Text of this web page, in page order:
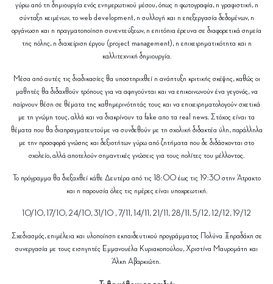
γύρω από τη δημιουργία ενός ενημερωτικού μέσου, όπως η φωτογραφία, η γραφιστική, η
σύνταξη κειμένων, το web development, η συλλογή και η επεξεργασία δεδομένων, η
οργάνωση και η πραγματοποίηση συνεντεύξεων, η επιτόπια έρευνα σε διαφορετικά σημεία
της πόλης, η διαχείριση έργου (project management), η επιχειρηματικότητα και η
καλλιτεχνική δημιουργία.
Μέσα από αυτές τις διαδικασίες θα υποστηριχθεί η ανάπτυξη κριτικής σκέψης, καθώς οι
μαθητές θα διδαχθούν τρόπους για να αφηγούνται και να επικοινωνούν ένα γεγονός, να
παίρνουν θέση σε θέματα της καθημερινότητάς τους και να επιχειρηματολογούν σχετικά
με τη γνώμη τους, αλλά και να διακρίνουν τα fake απο τα real news. Στόχος είναι τα
θέματα που θα διαπραγματευτούμε να συνδεθούν με τη σχολική διδακτέα ύλη, παράλληλα
με την προσφορά γνώσης και δεξιοτήτων γύρω από ζητήματα που δε διδάσκονται στο
σχολείο, αλλά αποτελούν σημαντικές γνώσεις για τους πολίτες του μέλλοντος.
Το πρόγραμμα θα διεξαχθεί κάθε Δευτέρα από τις 18:00 έως τις 19:30 στην Άτρακτο
και η παρουσία όλες τις ημέρες είναι υποχρεωτική.
10/10, 17/10, 24/10, 31/10 , 7/11, 14/11, 21/11, 28/11, 5/12, 12/12, 19/12
Σχεδιασμός, επιμέλεια και υλοποίηση εκπαιδευτικού προγράμματος Πολύνα Ξηραδάκη σε
συνεργασία με τους εισηγητές Εμμανουέλα Κυριακοπούλου, Χριστίνα Μαυρομάτη και
Άλκη Αβαρκιώτη.